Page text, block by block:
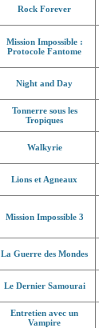
Rock Forever
Mission Impossible :
Protocole Fantome
Night and Day
Tonnerre sous les
Tropiques
Walkyrie
Lions et Agneaux
Mission Impossible 3
La Guerre des Mondes
Le Dernier Samourai
Entretien avec un
Vampire